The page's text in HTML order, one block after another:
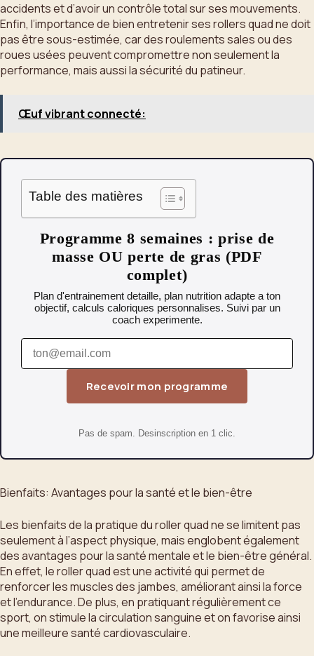
accidents et d’avoir un contrôle total sur ses mouvements.
Enfin, l’importance de bien entretenir ses rollers quad ne doit
pas être sous-estimée, car des roulements sales ou des
roues usées peuvent compromettre non seulement la
performance, mais aussi la sécurité du patineur.
Œuf vibrant connecté:
Table des matières
Programme 8 semaines : prise de
masse OU perte de gras (PDF
complet)
Plan d'entrainement detaille, plan nutrition adapte a ton
objectif, calculs caloriques personnalises. Suivi par un
coach experimente.
Recevoir mon programme
Pas de spam. Desinscription en 1 clic.
Bienfaits: Avantages pour la santé et le bien-être
Les bienfaits de la pratique du roller quad ne se limitent pas
seulement à l’aspect physique, mais englobent également
des avantages pour la santé mentale et le bien-être général.
En effet, le roller quad est une activité qui permet de
renforcer les muscles des jambes, améliorant ainsi la force
et l’endurance. De plus, en pratiquant régulièrement ce
sport, on stimule la circulation sanguine et on favorise ainsi
une meilleure santé cardiovasculaire.